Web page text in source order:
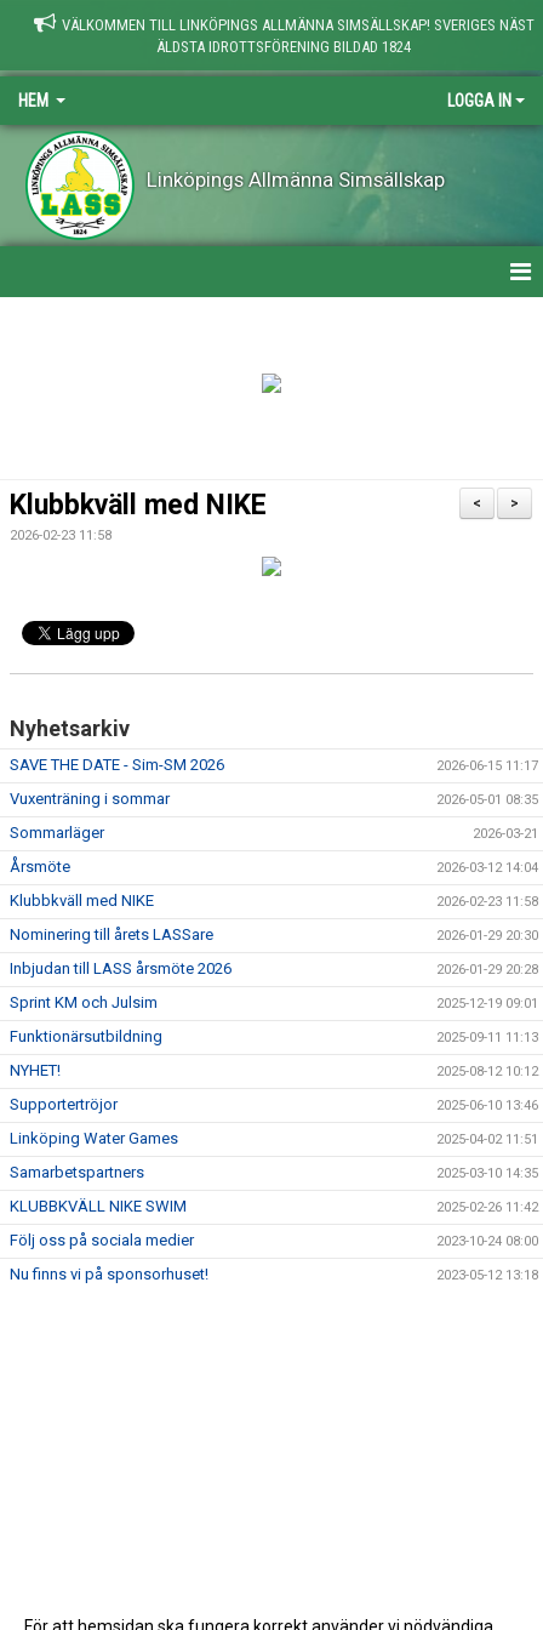
VÄLKOMMEN TILL LINKÖPINGS ALLMÄNNA SIMSÄLLSKAP! SVERIGES NÄST
ÄLDSTA IDROTTSFÖRENING BILDAD 1824
HEM LOGGA IN
Linköpings Allmänna Simsällskap
DOKUMENT
MEDLEMSKAP
FAQ
>
<
Klubbkväll med NIKE
2026-02-23 11:58
Nyhetsarkiv
SAVE THE DATE - Sim-SM 2026 2026-06-15 11:17
Vuxenträning i sommar 2026-05-01 08:35
Sommarläger 2026-03-21
Årsmöte 2026-03-12 14:04
Klubbkväll med NIKE 2026-02-23 11:58
Nominering till årets LASSare 2026-01-29 20:30
Inbjudan till LASS årsmöte 2026 2026-01-29 20:28
Sprint KM och Julsim 2025-12-19 09:01
Funktionärsutbildning 2025-09-11 11:13
NYHET! 2025-08-12 10:12
Supportertröjor 2025-06-10 13:46
Linköping Water Games 2025-04-02 11:51
Samarbetspartners 2025-03-10 14:35
KLUBBKVÄLL NIKE SWIM 2025-02-26 11:42
Följ oss på sociala medier 2023-10-24 08:00
Nu finns vi på sponsorhuset! 2023-05-12 13:18